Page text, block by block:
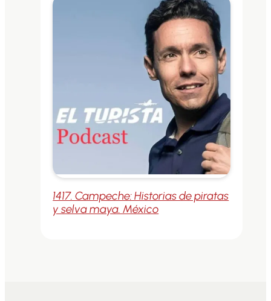
1417. Campeche: Historias de piratas
y selva maya. México